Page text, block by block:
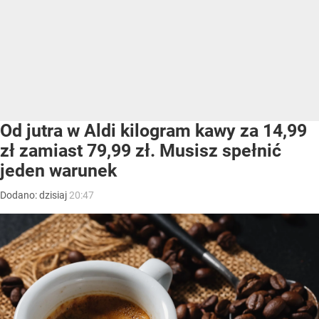
Od jutra w Aldi kilogram kawy za 14,99
zł zamiast 79,99 zł. Musisz spełnić
jeden warunek
Dodano:dzisiaj 20:47